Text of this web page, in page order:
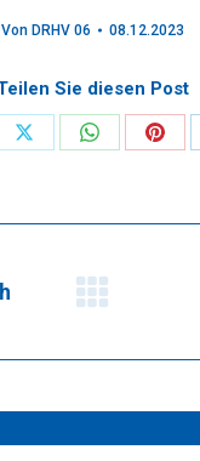
Von DRHV 06 08.12.2023
Sie diesen Post
Share
X
Share